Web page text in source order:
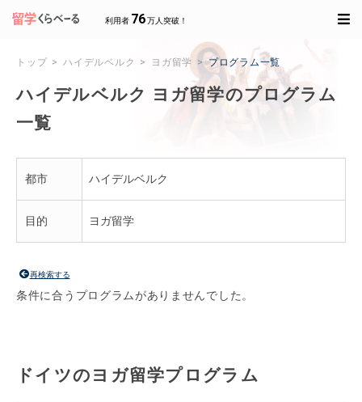
利用者 76万人突破！
トップ ハイデルベルク ヨガ留学 プログラム一覧
ハイデルベルク ヨガ留学のプログラム
一覧
都市 ハイデルベルク
目的 ヨガ留学
再検索する
条件に合うプログラムがありませんでした。
ドイツのヨガ留学プログラム